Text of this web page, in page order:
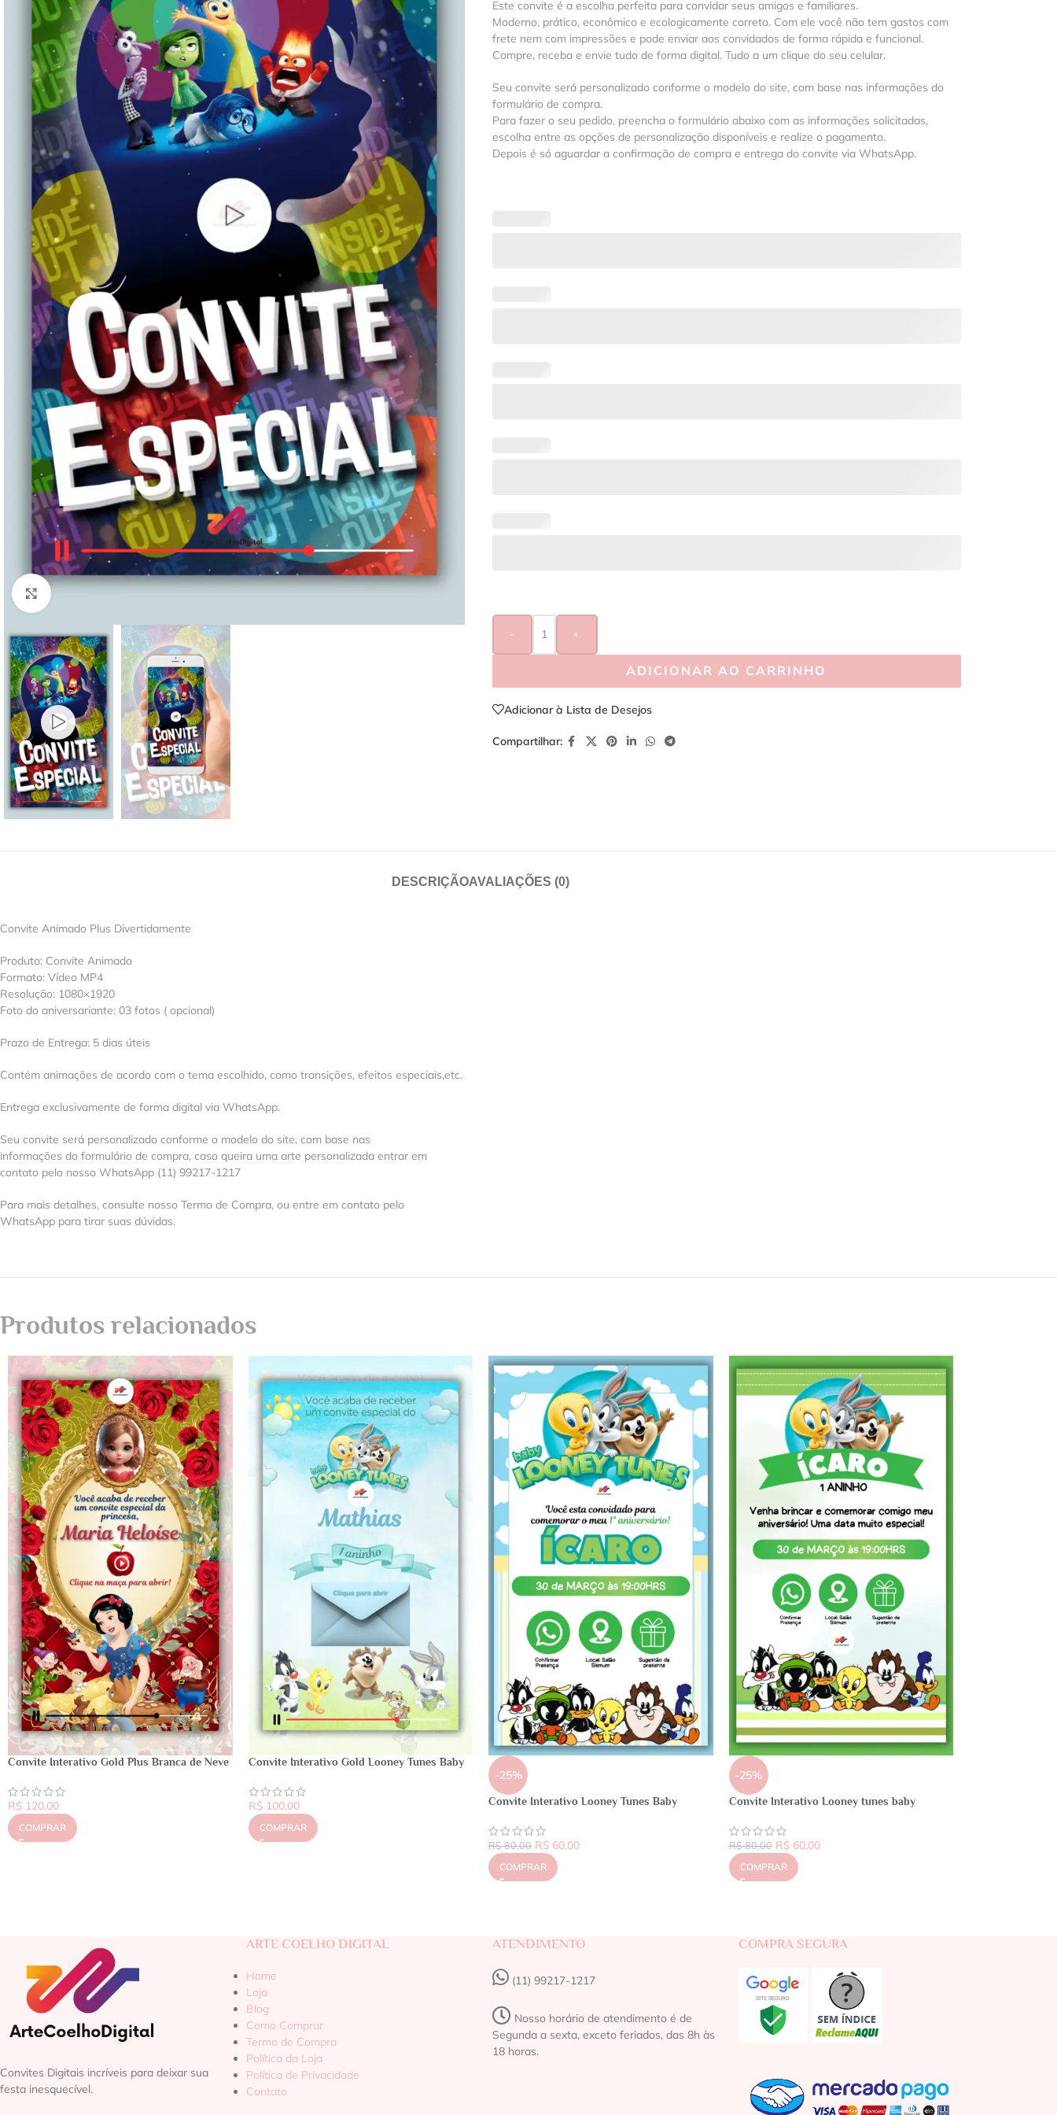
Este convite é a escolha perfeita para convidar seus amigos e familiares.
Moderno, prático, econômico e ecologicamente correto. Com ele você não tem gastos com
frete nem com impressões e pode enviar aos convidados de forma rápida e funcional.
Compre, receba e envie tudo de forma digital. Tudo a um clique do seu celular.
Seu convite será personalizado conforme o modelo do site, com base nas informações do
formulário de compra.
Para fazer o seu pedido, preencha o formulário abaixo com as informações solicitadas,
escolha entre as opções de personalização disponíveis e realize o pagamento.
Depois é só aguardar a confirmação de compra e entrega do convite via WhatsApp.
- +
ADICIONAR AO CARRINHO
Adicionar à Lista de Desejos
Compartilhar:
DESCRIÇÃOAVALIAÇÕES (0)
Convite Animado Plus Divertidamente
Produto: Convite Animado
Formato: Vídeo MP4
Resolução: 1080×1920
Foto do aniversariante: 03 fotos ( opcional)
Prazo de Entrega: 5 dias úteis
Contém animações de acordo com o tema escolhido, como transições, efeitos especiais,etc.
Entrega exclusivamente de forma digital via WhatsApp.
Seu convite será personalizado conforme o modelo do site, com base nas
informações do formulário de compra, caso queira uma arte personalizada entrar em
contato pelo nosso WhatsApp (11) 99217-1217
Para mais detalhes, consulte nosso Termo de Compra, ou entre em contato pelo
WhatsApp para tirar suas dúvidas.
Produtos relacionados
Convite Interativo Gold Plus Branca de Neve
R$ 120,00
COMPRAR
Convite Interativo Gold Looney Tunes Baby
R$100,00
COMPRAR
-25%
Convite Interativo Looney Tunes Baby
R$80,00 R$ 60,00
COMPRAR
-25%
Convite Interativo Looney tunes baby
R$80,00 R$60,00
COMPRAR
Convites Digitais incríveis para deixar sua
festa inesquecível.
ARTE COELHO DIGITAL
Home
Loja
Blog
Como Comprar
Termo de Compra
Política da Loja
Política de Privacidade
Contato
ATENDIMENTO
(11) 99217-1217‬
Nosso horário de atendimento é de
Segunda a sexta, exceto feriados, das 8h às
18 horas.
COMPRA SEGURA